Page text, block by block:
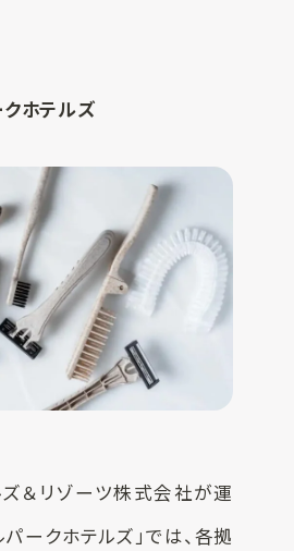
ホテルズ
＆リゾーツ株式会社が運
ークホテルズ」では、各拠